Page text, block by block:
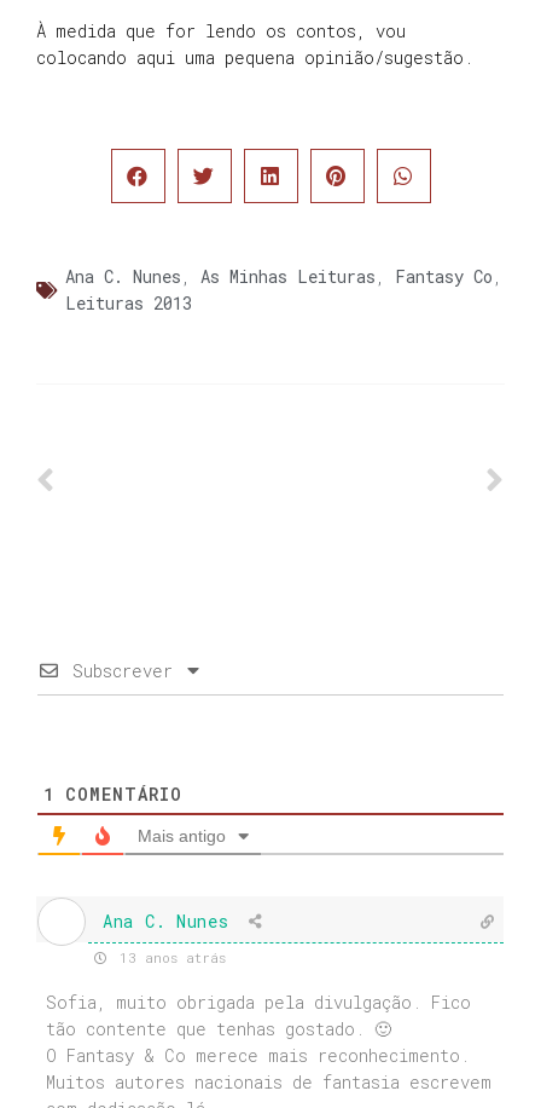
À medida que for lendo os contos, vou
colocando aqui uma pequena opinião/sugestão.
Ana C. Nunes , As Minhas Leituras , Fantasy Co ,
Leituras 2013
Subscrever
1 COMENTÁRIO
Mais antigo
Ana C. Nunes
13 anos atrás
Sofia, muito obrigada pela divulgação. Fico
tão contente que tenhas gostado. 🙂
O Fantasy & Co merece mais reconhecimento.
Muitos autores nacionais de fantasia escrevem